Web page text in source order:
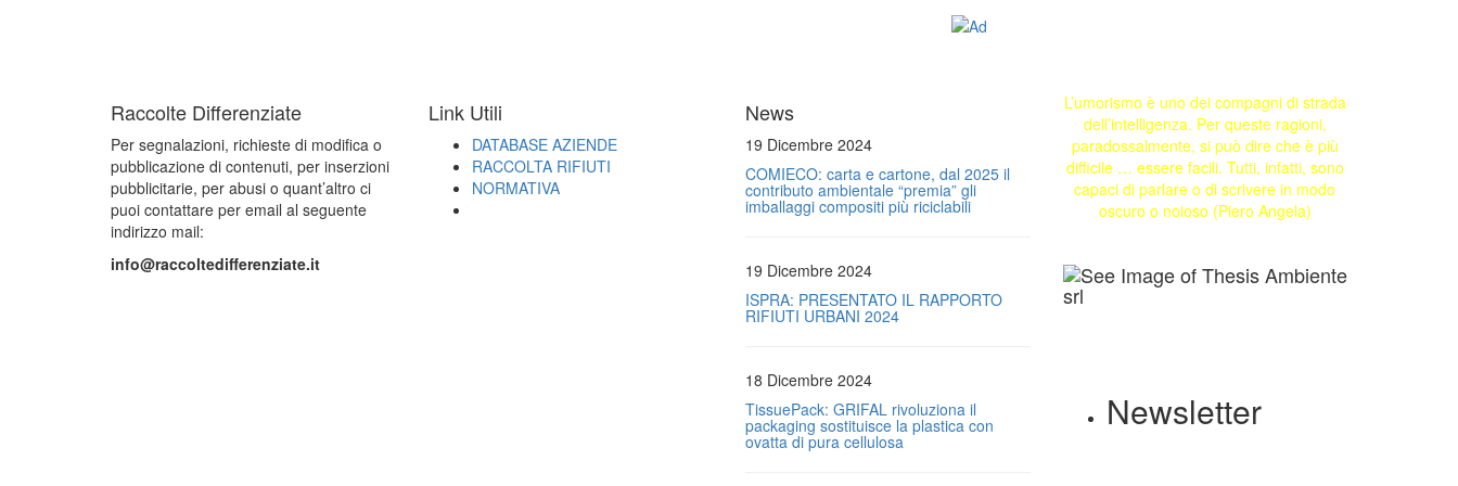
Raccolte Differenziate
Per segnalazioni, richieste di modifica o
pubblicazione di contenuti, per inserzioni
pubblicitarie, per abusi o quant’altro ci
puoi contattare per email al seguente
indirizzo mail:
info@raccoltedifferenziate.it
Link Utili
DATABASE AZIENDE
RACCOLTA RIFIUTI
NORMATIVA
News
19 Dicembre 2024
COMIECO: carta e cartone, dal 2025 il
contributo ambientale “premia” gli
imballaggi compositi più riciclabili
19 Dicembre 2024
ISPRA: PRESENTATO IL RAPPORTO
RIFIUTI URBANI 2024
18 Dicembre 2024
TissuePack: GRIFAL rivoluziona il
packaging sostituisce la plastica con
ovatta di pura cellulosa
L’umorismo è uno dei compagni di strada
dell’intelligenza. Per queste ragioni,
paradossalmente, si può dire che è più
difficile … essere facili. Tutti, infatti, sono
capaci di parlare o di scrivere in modo
oscuro o noioso (Piero Angela)
Newsletter